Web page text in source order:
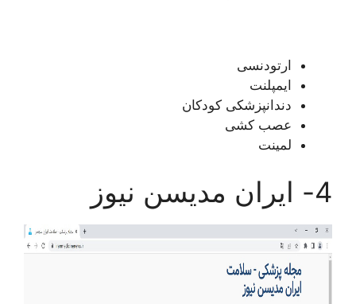
ارتودنسی
ایمپلنت
دندانپزشکی کودکان
عصب کشی
لمینت
4- ایران مدیسن نیوز